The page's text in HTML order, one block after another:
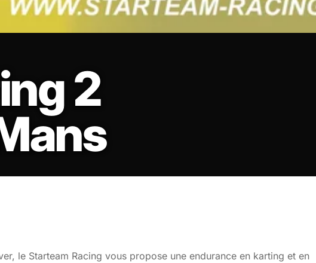
2
le Starteam Racing vous propose une endurance en karting et en